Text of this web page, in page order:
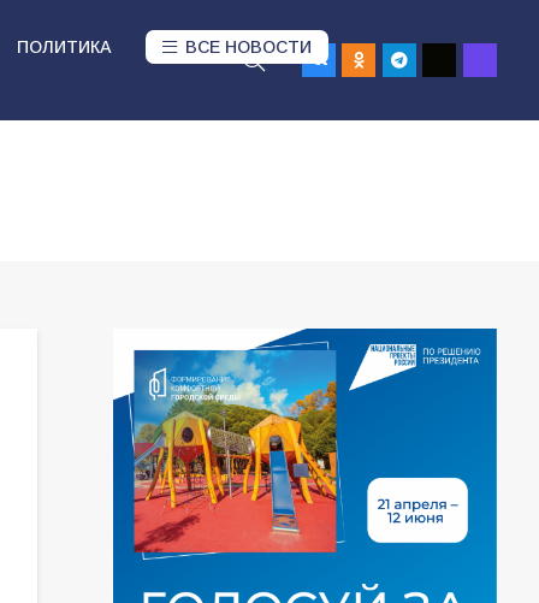
ПОЛИТИКА ВСЕ НОВОСТИ